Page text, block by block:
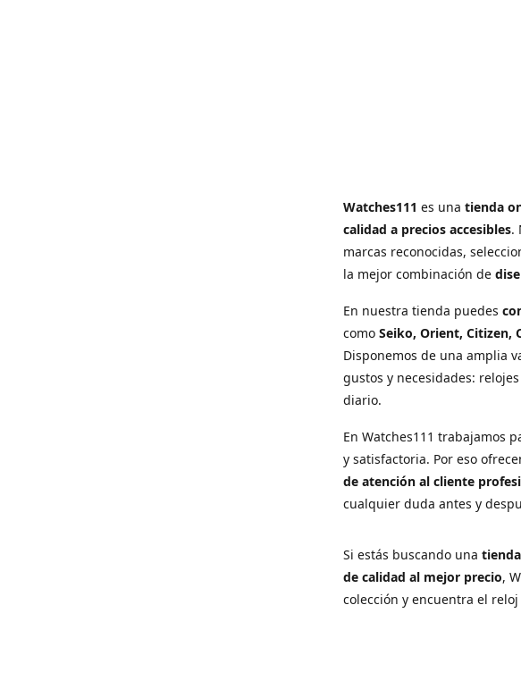
Watches111 es una tienda
calidad a precios accesibles.
marcas reconocidas,
la mejor combinación de
En nuestra tienda puedes
como Seiko, Orient, Citizen,
Disponemos de una amplia
gustos y necesidades:
diario.
En Watches111 trabajamos
y satisfactoria. Por eso
de atención al cliente
cualquier duda antes y
Si estás buscando una
de calidad al mejor precio,
colección y encuentra el